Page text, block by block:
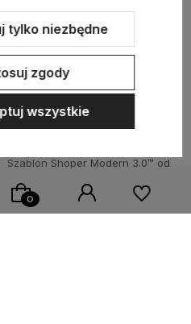
Szablon Shoper Modern 3.0™ od
tylko niezbędne
zgody
wszystkie